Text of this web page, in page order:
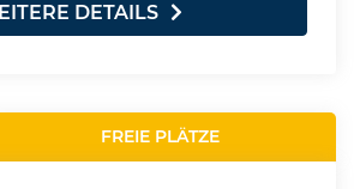
DETAILS
FREIE PLÄTZE